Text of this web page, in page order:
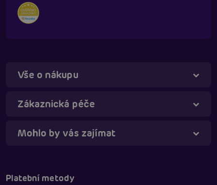
Vše o nákupu
Zákaznická péče
Mohlo by vás zajímat
Platební metody
Táňa - virtuální asistentka